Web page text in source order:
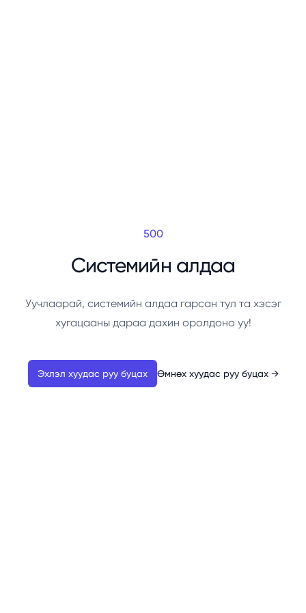
500
Системийн алдаа
Уучлаарай, системийн алдаа гарсан тул та хэсэг
хугацааны дараа дахин оролдоно уу!
Эхлэл хуудас руу буцах Өмнөх хуудас руу буцах →